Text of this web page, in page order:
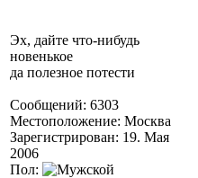
Эх, дайте что-нибудь
новенькое
да полезное потести
Сообщений: 6303
Местоположение: Москва
Зарегистрирован: 19. Мая
2006
Пол: